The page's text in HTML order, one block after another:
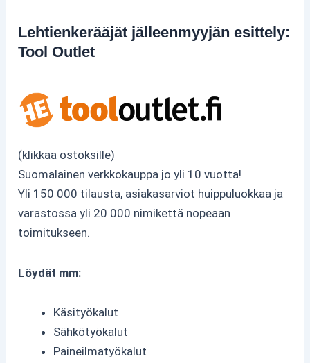
Lehtienkerääjät jälleenmyyjän esittely:
Tool Outlet
(klikkaa ostoksille)
Suomalainen verkkokauppa jo yli 10 vuotta!
Yli 150 000 tilausta, asiakasarviot huippuluokkaa ja
varastossa yli 20 000 nimikettä nopeaan
toimitukseen.
Löydät mm:
Käsityökalut
Sähkötyökalut
Paineilmatyökalut